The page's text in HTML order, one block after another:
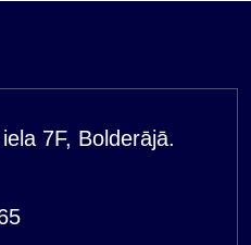
7F, Bolderājā.